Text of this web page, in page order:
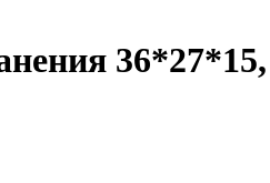
36*27*15,